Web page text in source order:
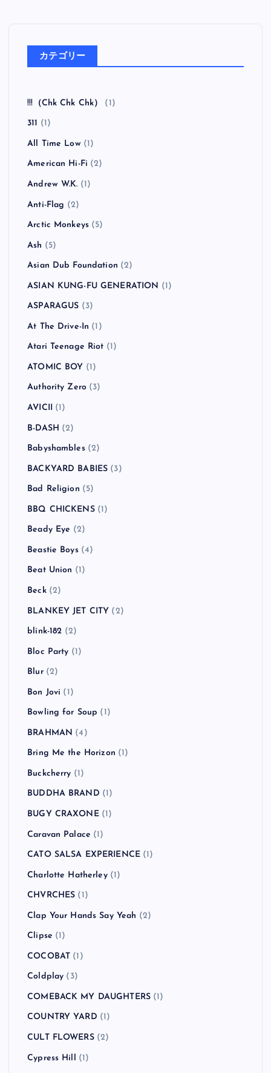
カテゴリー
!!!（Chk Chk Chk） (1)
311 (1)
All Time Low(1)
American Hi-Fi (2)
Andrew W.K. (1)
Anti-Flag (2)
Arctic Monkeys (5)
Ash (5)
Asian Dub Foundation (2)
ASIAN KUNG-FU GENERATION (1)
ASPARAGUS (3)
At The Drive-In (1)
Atari Teenage Riot (1)
ATOMIC BOY (1)
Authority Zero (3)
AVICII (1)
B-DASH (2)
Babyshambles(2)
BACKYARD BABIES (3)
Bad Religion (5)
BBQ CHICKENS(1)
Beady Eye (2)
Beastie Boys(4)
Beat Union (1)
Beck(2)
BLANKEY JET CITY (2)
blink-182 (2)
Bloc Party (1)
Blur(2)
Bon Jovi (1)
Bowling for Soup (1)
BRAHMAN (4)
Bring Me the Horizon (1)
Buckcherry (1)
BUDDHA BRAND (1)
BUGY CRAXONE(1)
Caravan Palace (1)
CATO SALSA EXPERIENCE (1)
Charlotte Hatherley(1)
CHVRCHES (1)
Clap Your Hands Say Yeah (2)
Clipse (1)
COCOBAT (1)
Coldplay (3)
COMEBACK MY DAUGHTERS (1)
COUNTRY YARD (1)
CULT FLOWERS(2)
Cypress Hill (1)